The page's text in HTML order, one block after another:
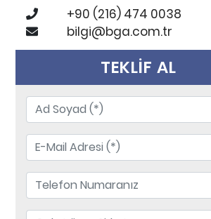
+90 (216) 474 0038
bilgi@bga.com.tr
TEKLİF AL